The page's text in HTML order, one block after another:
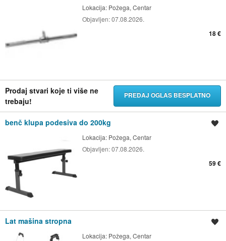
Lokacija: Požega, Centar
Objavljen:07.08.2026.
18 €
Prodaj stvari koje ti više ne
trebaju!
PREDAJ OGLAS BESPLATNO
benč klupa podesiva do 200kg
Lokacija: Požega, Centar
Objavljen:07.08.2026.
59 €
Lat mašina stropna
Lokacija: Požega, Centar